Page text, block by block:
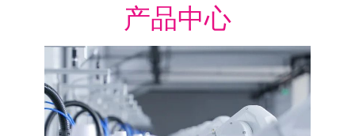
产品中心